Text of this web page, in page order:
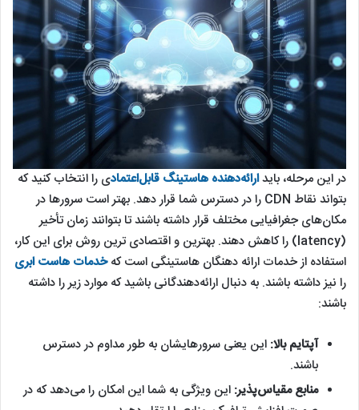
در این مرحله، بایدارائه‌دهنده هاستینگ قابل‌اعتمادی را انتخاب کنید که
بتواند نقاط CDN را در دسترس شما قرار دهد. بهتر است سرورها در
مکان‌های جغرافیایی مختلف قرار داشته باشند تا بتوانند زمان تأخیر
(latency) را کاهش دهند. بهترین و اقتصادی ترین روش برای این کار،
استفاده از خدمات ارائه دهنگان هاستینگی است کهخدمات هاست ابری
را نیز داشته باشند. به دنبال ارائه‌دهندگانی باشید که موارد زیر را داشته
باشند:
آپتایم بالا: این یعنی سرورهایشان به طور مداوم در دسترس
باشند.
منابع مقیاس‌پذیر: این ویژگی به شما این امکان را می‌دهد که در